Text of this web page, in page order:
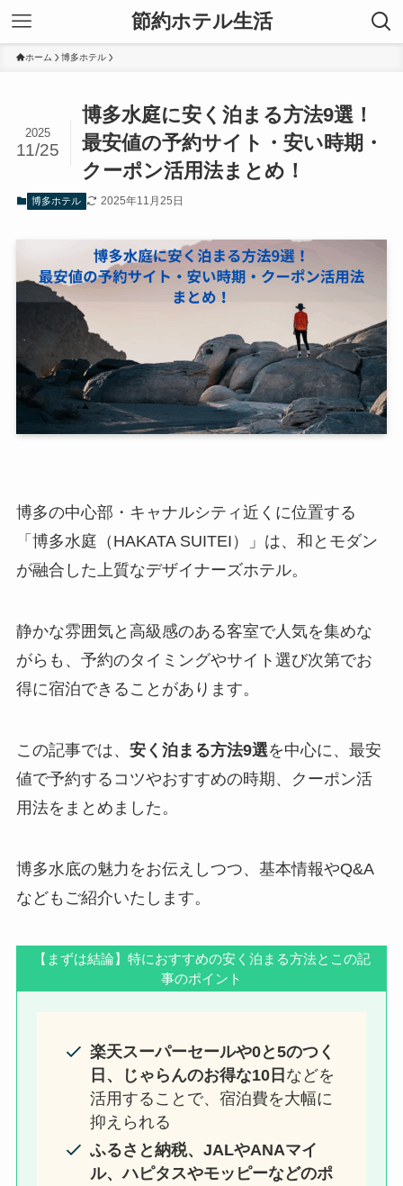
節約ホテル生活
ホーム 博多ホテル
博多水庭に安く泊まる方法9選！
最安値の予約サイト・安い時期・
クーポン活用法まとめ！
2025
11/25
博多ホテル 2025年11月25日
博多の中心部・キャナルシティ近くに位置する
「博多水庭（HAKATA SUITEI）」は、和とモダン
が融合した上質なデザイナーズホテル。
静かな雰囲気と高級感のある客室で人気を集めな
がらも、予約のタイミングやサイト選び次第でお
得に宿泊できることがあります。
この記事では、 安く泊まる方法9選を中心に、最安
値で予約するコツやおすすめの時期、クーポン活
用法をまとめました。
博多水底の魅力をお伝えしつつ、基本情報やQ&A
などもご紹介いたします。
【まずは結論】特におすすめの安く泊まる方法とこの記
事のポイント
楽天スーパーセールや0と5のつく
日、じゃらんのお得な10日 などを
活用することで、宿泊費を大幅に
抑えられる
ふるさと納税、JALやANAマイ
ル、ハピタスやモッピーなどのポ